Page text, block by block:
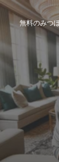
無料のみつ